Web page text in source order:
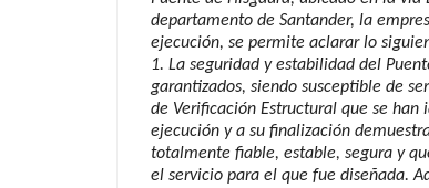
departamento de Santander, la
ejecución, se permite aclarar lo
1. La seguridad y estabilidad del
garantizados, siendo susceptible de
de Verificación Estructural que se han
ejecución y a su finalización
totalmente fiable, estable, segura y
el servicio para el que fue diseñada.